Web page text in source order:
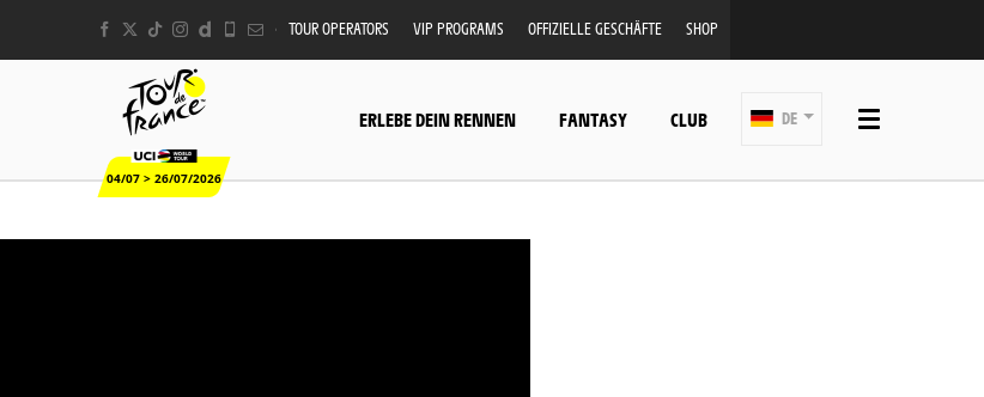
TOUR OPERATORS VIP PROGRAMS OFFIZIELLE GESCHÄFTE SHOP
04/07 > 26/07/2026
ERLEBE DEIN RENNEN FANTASY CLUB DE